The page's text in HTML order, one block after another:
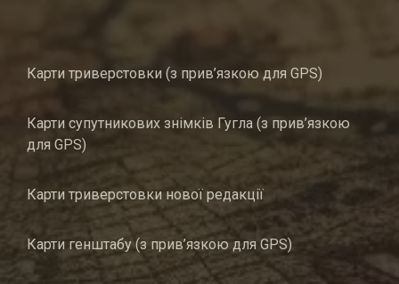
Карти триверстовки (з прив’язкою для GPS)
Карти супутникових знімків Гугла (з прив’язкою
для GPS)
Карти триверстовки нової редакції
Карти генштабу (з прив’язкою для GPS)